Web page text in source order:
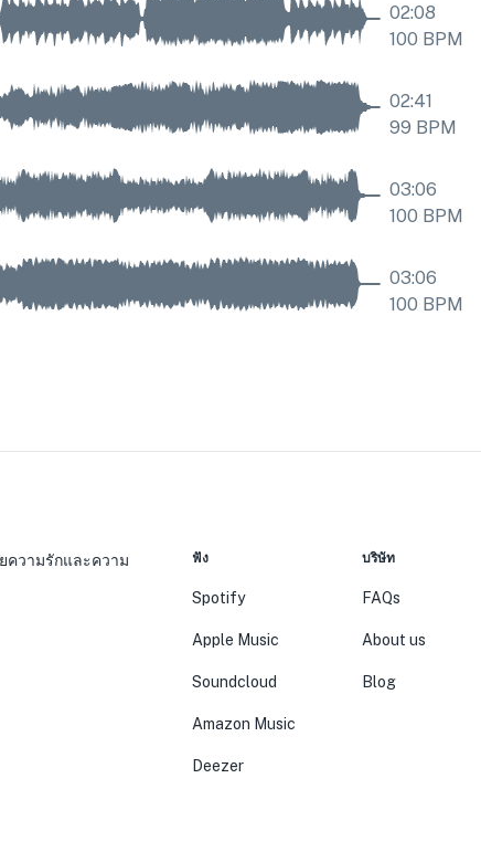
02:08
100 BPM
02:41
99 BPM
03:06
100 BPM
03:06
100 BPM
ความรักและความ
ฟัง
Spotify
Apple Music
Soundcloud
Amazon Music
Deezer
บริษัท
FAQs
About us
Blog